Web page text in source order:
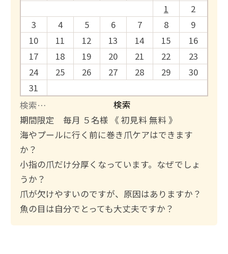
1
2
3
4 5 6 7 8
9
10
11 12 13 14 15
16
17
18 19 20 21 22
23
24
25 26 27 28 29
30
31
検
索
:
期間限定 毎月 ５名様 《 初見料 無料 》
海やプールに行く前に巻き爪ケアはできます
か？
小指の爪だけ分厚くなっています。なぜでしょ
うか？
爪が欠けやすいのですが、原因はありますか？
魚の目は自分でとっても大丈夫ですか？